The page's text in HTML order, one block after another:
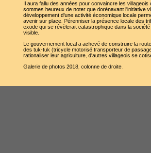
Il aura fallu des années pour convaincre les
sommes heureux de noter que dorénavant l'initiative
développement d'une activité économique locale
avenir sur place. Pérenniser la présence locale des
exode qui se révèlerait catastrophique dans la
visible.
Le gouvernement local a achevé de construire la
des tuk-tuk (tricycle motorisé transporteur de
rationaliser leur agriculture, d'autres villageois se
Galerie de photos 2018, colonne de droite.